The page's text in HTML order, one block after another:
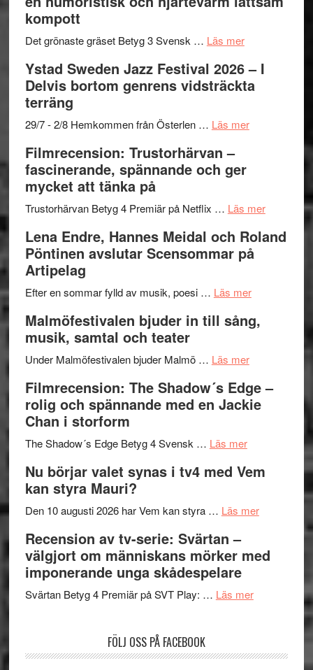
–
Frankenshtey
med
Fox
och
Scully
titlar
årets
Mehrabi
Filmstadens
stipendium
kompott
Det grönaste gräset Betyg 3 Svensk … Läs merom
Det
grönaste
–
och
lättsam
Ystad Sweden Jazz Festival 2026 – I
Delvis bortom genrens vidsträckta
terräng
29/7 - 2/8 Hemkommen från Österlen … Läs merom
2026
I
Delvis
genrens
terräng
Filmrecension: Trustorhärvan –
fascinerande, spännande och ger
mycket att tänka på
Trustorhärvan Betyg 4 Premiär på Netflix … Läs merom
på
Lena Endre, Hannes Meidal och Roland
Pöntinen avslutar Scensommar på
Artipelag
Efter en sommar fylld av musik, poesi … Läs merom
Endre,
Roland
Pöntinen
Scensommar
Artipelag
Malmöfestivalen bjuder in till sång,
musik, samtal och teater
Under Malmöfestivalen bjuder Malmö … Läs merom
bjuder
in
samtal
teater
Filmrecension: The Shadow´s Edge –
rolig och spännande med en Jackie
Chan i storform
The Shadow´s Edge Betyg 4 Svensk … Läs merom
The
´s
rolig
spännande
Chan
Nu börjar valet synas i tv4 med Vem
kan styra Mauri?
Den 10 augusti 2026 har Vem kan styra … Läs merom
valet
kan
Recension av tv-serie: Svärtan –
välgjort om människans mörker med
imponerande unga skådespelare
Svärtan Betyg 4 Premiär på SVT Play: … Läs merom
serie:
FÖLJ OSS PÅ FACEBOOK